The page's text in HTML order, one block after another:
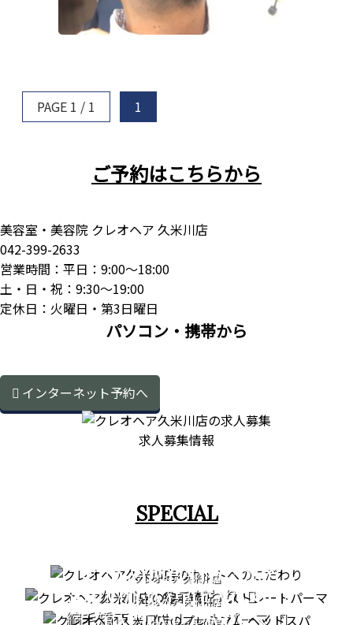
PAGE 1 / 1 1
ご予約はこちらから
美容室・美容院 クレオヘア 久米川店
042-399-2633
営業時間：平日：9:00～18:00
土・日・祝：9:30～19:00
定休日：火曜日・第3日曜日
パソコン・携帯から
インターネット予約へ
求人募集情報
SPECIAL
クレオヘア 久米川店
カットへのこだわり
STRAIGHT PERM
クレオヘア 久米川店
縮毛矯正・ストレートパーマ
PREMIUM HEAD SPA